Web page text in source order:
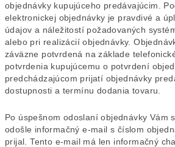
objednávky kupujúceho predávajúcim.
elektronickej objednávky je pravdivé a
údajov a náležitostí požadovaných
alebo pri realizácií objednávky.
záväzne potvrdená na základe
potvrdenia kupujúcemu o potvrdení
predchádzajúcom prijatí objednávky
dostupnosti a termínu dodania tovaru.
Po úspešnom odoslaní objednávky Vám
odošle informačný e-mail s číslom
prijal. Tento e-mail má len informačný